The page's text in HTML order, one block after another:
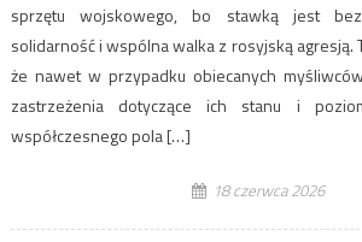
sprzętu wojskowego, bo stawką jest
solidarność i wspólna walka z rosyjską agresją.
że nawet w przypadku obiecanych
zastrzeżenia dotyczące ich stanu i
współczesnego pola […]
18 czerwca 2026